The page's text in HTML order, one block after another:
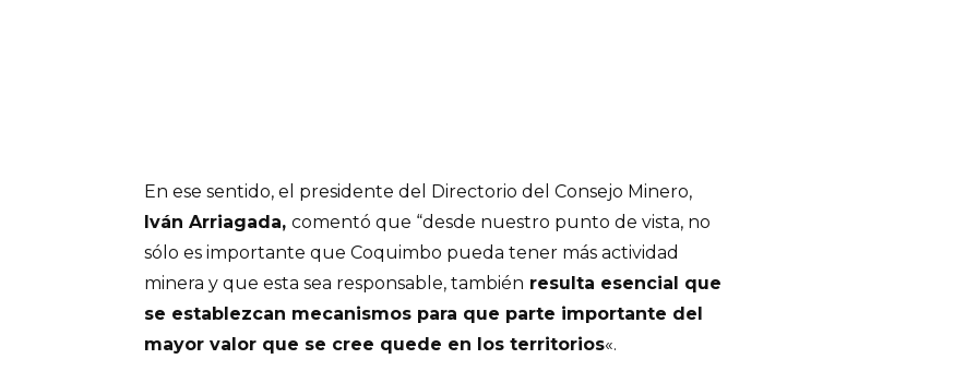
En ese sentido, el presidente del Directorio del Consejo Minero,
Iván Arriagada, comentó que “desde nuestro punto de vista, no
sólo es importante que Coquimbo pueda tener más actividad
minera y que esta sea responsable, también resulta esencial que
se establezcan mecanismos para que parte importante del
mayor valor que se cree quede en los territorios«.